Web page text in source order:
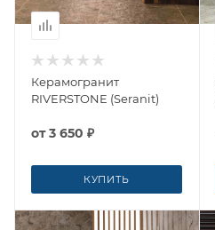
Керамогранит
RIVERSTONE (Seranit)
от3 650 ₽
КУПИТЬ